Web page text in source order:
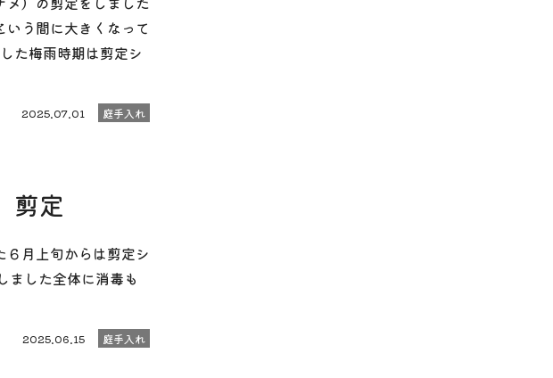
いう間に大きくなって
た梅雨時期は剪定シ
2025.07.01 庭手入れ
定
月上旬からは剪定シ
した全体に消毒も
2025.06.15 庭手入れ